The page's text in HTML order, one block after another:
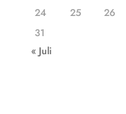
24
25 26
31
« Juli